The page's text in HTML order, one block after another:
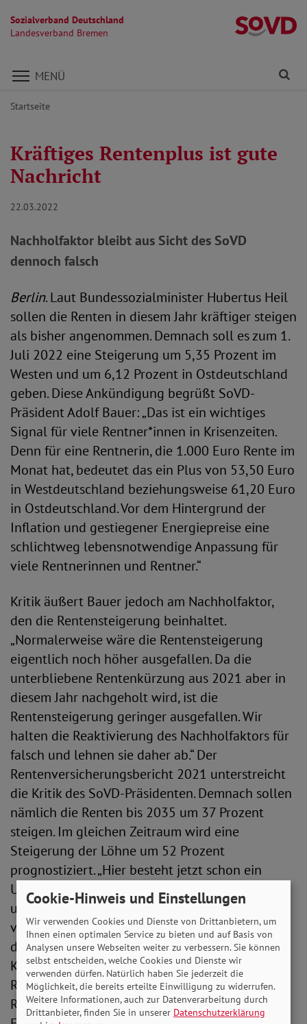
Sozialverband Deutschland
Landesverband Bremen
Direkt zu den Inhalten springen
MENÜ
Startseite
Kräftiges Rentenplus ist gute
Nachricht
22.03.2022
Nachholfaktor bleibt aus Sicht des SoVD
dennoch falsch
Berlin. Laut Bundessozialminister Hubertus Heil
sollen die Renten in diesem Jahr kräftiger steigen
als bisher angenommen. Demnach soll es zum 1.
Juli 2022 eine Steigerung um 5,35 Prozent im
Westen und um 6,12 Prozent in Ostdeutschland
geben. Diese Ankündigung begrüßt SoVD-
Präsident Adolf Bauer: „Das ist ein wichtiges
Signal für viele Rentner*innen in Krisenzeiten.
Denn für eine Rentnerin, die 1.000 Euro Rente im
Monat hat, bedeutet das ein Plus von 53,50 Euro
in Westdeutschland beziehungsweise 61,20 Euro
in Ostdeutschland. Vor dem Hintergrund der
Inflation und gestiegener Energiepreise eine
schlichtweg lebensnotwendige Anpassung für
viele Rentnerinnen und Rentner.“
Kritik äußert Bauer jedoch am Nachholfaktor,
den die Rentensteigerung beinhaltet.
„Normalerweise wäre die Rentensteigerung
eigentlich noch höher ausgefallen. Da die
unterbliebene Rentenkürzung aus 2021 aber in
diesem Jahr nachgeholt wird, ist die
Rentensteigerung geringer ausgefallen. Wir
halten die Reaktivierung des Nachholfaktors für
falsch und lehnen sie daher ab.“ Der
Rentenversicherungsbericht 2021 unterstreicht
die Kritik des SoVD-Präsidenten. Demnach sollen
nämlich die Renten bis 2035 um 37 Prozent
steigen. Im gleichen Zeitraum wird eine
Steigerung der Löhne um 52 Prozent
prognostiziert. „Hier besteht jetzt schon ein
Ungleichgewicht zu Lasten der Rentnerinnen
und Rentner, das mit dem Nachholfaktor noch
verstärkt würde. Mal davon abgesehen, dass in
der Vergangenheit bereits zahlreiche
Kürzungsfaktoren in der
Rentenanpassungsformel, wie zum Beispiel der
Riester- und der Nachhaltigkeitsfaktor, die
Cookie-Hinweis und Einstellungen
Wir verwenden Cookies und Dienste von Drittanbietern, um
Ihnen einen optimalen Service zu bieten und auf Basis von
Analysen unsere Webseiten weiter zu verbessern. Sie können
selbst entscheiden, welche Cookies und Dienste wir
verwenden dürfen. Natürlich haben Sie jederzeit die
Möglichkeit, die bereits erteilte Einwilligung zu widerrufen.
Weitere Informationen, auch zur Datenverarbeitung durch
Drittanbieter, finden Sie in unserer Datenschutzerklärung